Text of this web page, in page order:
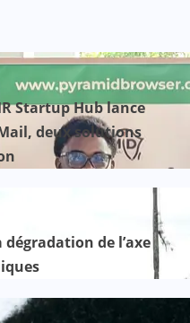
Startup Hub lance
deux solutions
de l’axe